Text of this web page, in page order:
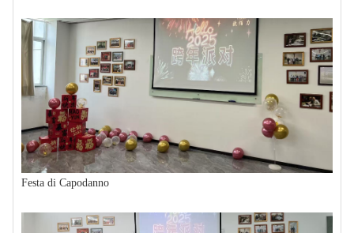
Festa di Capodanno